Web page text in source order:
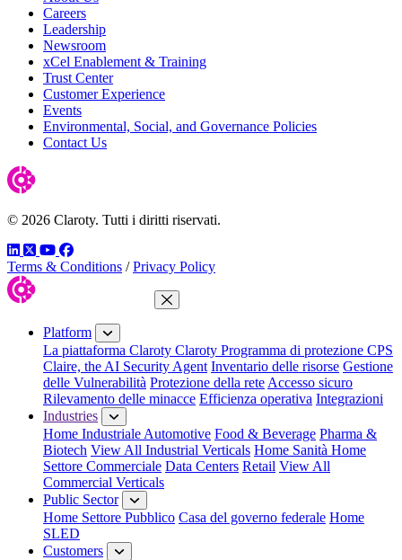
Careers
Leadership
Newsroom
xCel Enablement & Training
Trust Center
Customer Experience
Events
Environmental, Social, and Governance Policies
Contact Us
© 2026 Claroty. Tutti i diritti riservati.
LinkedIn
TwitterYouTube
Facebook
Terms & Conditions / Privacy Policy
Close Menu
Platform
La piattaforma Claroty Claroty Programma di protezione CPS
Claire, the AI Security Agent Inventario delle risorse Gestione
delle Vulnerabilità Protezione della reteAccesso sicuro
Rilevamento delle minacce Efficienza operativa Integrazioni
Industries
Home IndustrialeAutomotive Food & Beverage Pharma &
Biotech View All Industrial Verticals Home Sanità Home
Settore Commerciale Data Centers Retail View All
Commercial Verticals
Public Sector
Home Settore Pubblico Casa del governo federale Home
SLED
Customers